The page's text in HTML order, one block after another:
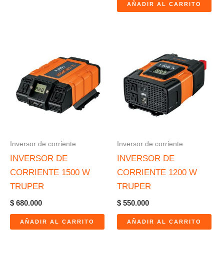
AÑADIR AL CARRITO
Inversor de corriente
INVERSOR DE
CORRIENTE 1500 W
TRUPER
$ 680.000
AÑADIR AL CARRITO
Inversor de corriente
INVERSOR DE
CORRIENTE 1200 W
TRUPER
$ 550.000
AÑADIR AL CARRITO